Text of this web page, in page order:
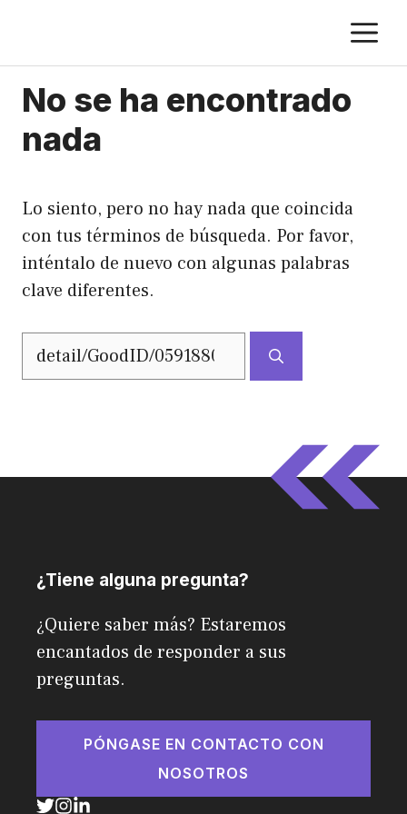
contenido
No se ha encontrado
nada
Lo siento, pero no hay nada que coincida
con tus términos de búsqueda. Por favor,
inténtalo de nuevo con algunas palabras
clave diferentes.
Buscar:
¿Tiene alguna pregunta?
¿Quiere saber más? Estaremos
encantados de responder a sus
preguntas.
PÓNGASE EN CONTACTO CON
NOSOTROS